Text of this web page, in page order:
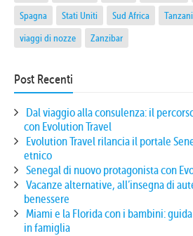
Spagna
Stati Uniti Sud Africa
viaggi di nozze
Zanzibar
Post Recenti
Dal viaggio alla consulenza: il
con Evolution Travel
Evolution Travel rilancia il portale
etnico
Senegal di nuovo protagonista con
Vacanze alternative, all’insegna di
benessere
Miami e la Florida con i bambini:
in famiglia